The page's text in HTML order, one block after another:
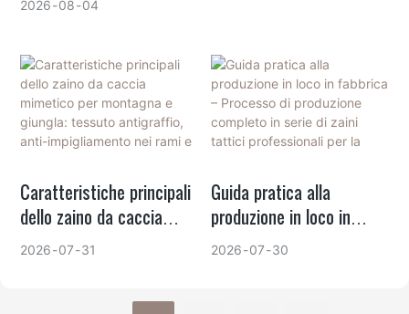
ecocompatibili.
certificato GRS alla
rivoluzione dei trattamenti
DWR senza PFAS, scopri
come produttori come
conformità ambientale
globale.
2026 08 04
Caratteristiche principali
dello zaino da caccia
mimetico per montagna e
2026 07 31
Guida pratica alla
produzione in loco in
fabbrica – Processo di
2026 07 30